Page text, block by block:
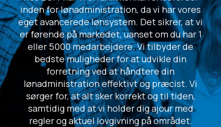
inden for lønadministration, da vi har vores
eget avancerede lønsystem. Det sikrer, at vi
er førende på markedet, uanset om du har 1
eller 5000 medarbejdere. Vi tilbyder de
bedste muligheder for at udvikle din
forretning ved at håndtere din
lønadministration effektivt og præcist. Vi
sørger for, at alt sker korrekt og til tiden,
samtidig med at vi holder dig ajour med
regler og aktuel lovgivning på området.